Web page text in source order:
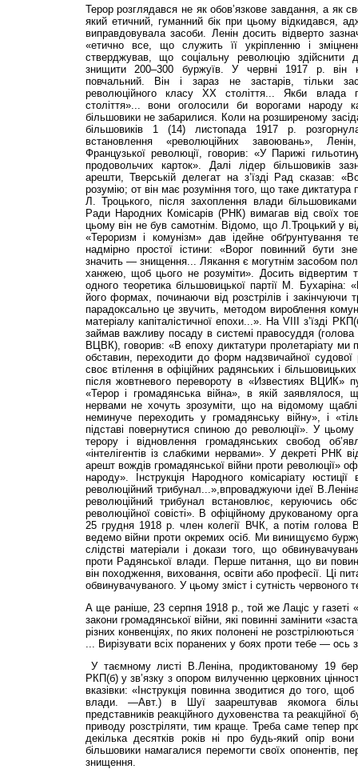
Терор розглядався не як обов’язкове завдання, а як
який етичний, гуманний бік при цьому відкидався,
виправдовувала засоби. Ленін досить відверто
«етично все, що служить її укріпленню і
стверджував, що соціальну революцію
знищити 200–300 буржуїв. У червні 1917 р. він
повчальний. Він і зараз не застарів, тільки
революційного класу ХХ століття... Якби влада
століття»... вони оголосили би ворогами народу
більшовики не забарилися. Коли на розширеному
більшовиків 1 (14) листопада 1917 р.
встановлення «революційних завоювань»,
Французької революції, говорив: «У Парижі
продовольчих карток». Далі лідер більшовиків
арешти, Тверській делегат на з’їзді Рад сказав:
розумію; от він має розуміння того, що таке диктатура
Л. Троцького, після захоплення влади
Ради Народних Комісарів (РНК) вимагав від своїх
цьому він не був самотнім. Відомо, що Л.Троцький у
«Тероризм і комунізм» дав ідейне обґрунтування
надмірно простої істини: «Ворог повинний бути
значить — знищення... Лякання є могутнім засобом
ханжею, щоб цього не розуміти». Досить відвертим
одного теоретика більшовицької партії М. Бухаріна:
його формах, починаючи від розстрілів і закінчуючи
парадоксально це звучить, методом вироблення
матеріалу капіталістичної епохи...». На VIII з’їзді
займав важливу посаду в системі правосуддя
ВЦВК), говорив: «В епоху диктатури пролетаріату ми
обставин, переходити до форм надзвичайної
своє втілення в офіційних радянських і
після жовтневого перевороту в «Известиях ВЦИК»
«Терор і громадянська війна», в якій заявлялося,
нервами не хочуть зрозуміти, що на відомому
неминуче переходить у громадянську війну», і
підставі повернутися спиною до революції». У
терору і відновлення громадянських свобод
«інтелігентів із слабкими нервами». У декреті РНК
арешт вождів громадянської війни проти революції»
народу». Інструкція Народного комісаріату
революційний трибунал...»,впроваджуючи ідеї
революційний трибунал встановлює, керуючись
революційної совісті». В офіційному друкованому
25 грудня 1918 р. член колегії ВЧК, а потім
ведемо війни проти окремих осіб. Ми винищуємо
слідстві матеріали і докази того, що
проти Радянської влади. Перше питання, що ви
він походження, виховання, освіти або професії. Ці
обвинувачуваного. У цьому зміст і сутність червоного
А ще раніше, 23 серпня 1918 р., той же Лаціс у газеті
закони громадянської війни, які повинні замінити
різних конвенціях, по яких полонені не
... Вирізувати всіх поранених у боях проти тебе — ось
У таємному листі В.Леніна, продиктованому 19
РКП(б) у зв’язку з опором вилученню церковних
вказівки: «Інструкція повинна зводитися до того,
влади. —Авт.) в Шуї заарештував якомога
представників реакційного духовенства та реакційної
приводу розстріляти, тим краще. Треба саме тепер
декілька десятків років ні про будь-який опір
більшовики намагалися перемогти своїх опонентів,
знищення.